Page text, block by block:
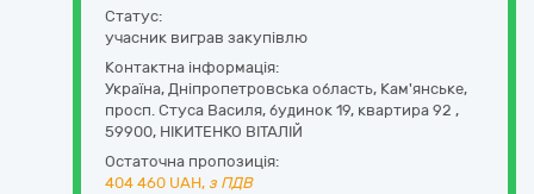
Статус:
учасник виграв закупівлю
Контактна інформація:
Україна, Дніпропетровська область, Кам'янське,
просп. Стуса Василя, будинок 19, квартира 92 ,
59900, НІКИТЕНКО ВІТАЛІЙ
Остаточна пропозиція:
404 460 UAH, з ПДВ